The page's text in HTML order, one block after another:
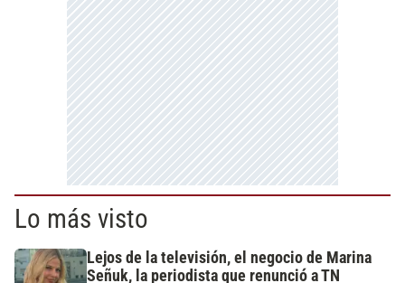
Lo más visto
Lejos de la televisión, el negocio de Marina
Señuk, la periodista que renunció a TN